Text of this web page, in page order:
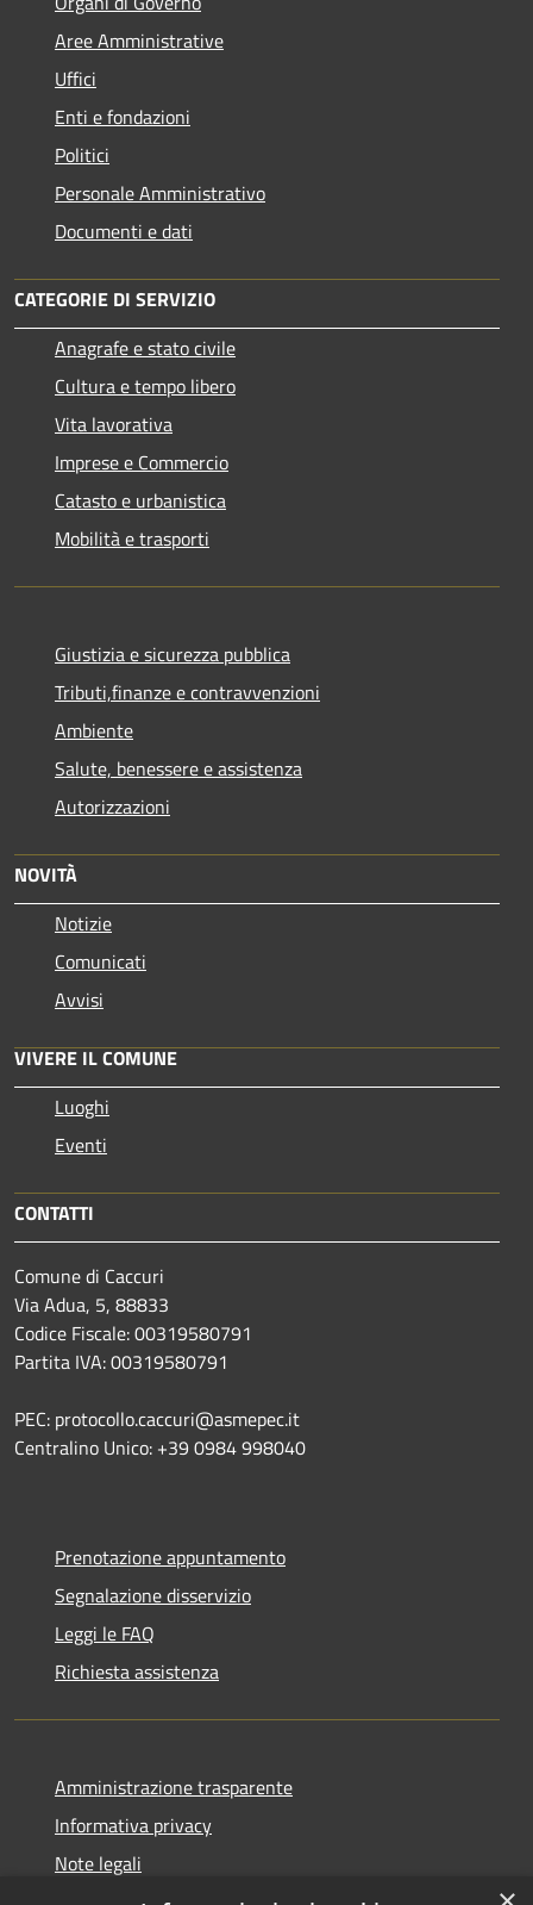
Aree Amministrative
Uffici
Enti e fondazioni
Politici
Personale Amministrativo
Documenti e dati
CATEGORIE DI SERVIZIO
Anagrafe e stato civile
Cultura e tempo libero
Vita lavorativa
Imprese e Commercio
Catasto e urbanistica
Mobilità e trasporti
Giustizia e sicurezza pubblica
Tributi,finanze e contravvenzioni
Ambiente
Salute, benessere e assistenza
Autorizzazioni
NOVITÀ
Notizie
Comunicati
Avvisi
VIVERE IL COMUNE
Luoghi
Eventi
CONTATTI
Comune di Caccuri
Via Adua, 5, 88833
Codice Fiscale: 00319580791
Partita IVA: 00319580791
PEC: protocollo.caccuri@asmepec.it
Centralino Unico: +39 0984 998040
Prenotazione appuntamento
Segnalazione disservizio
Leggi le FAQ
Richiesta assistenza
Amministrazione trasparente
Informativa privacy
Note legali